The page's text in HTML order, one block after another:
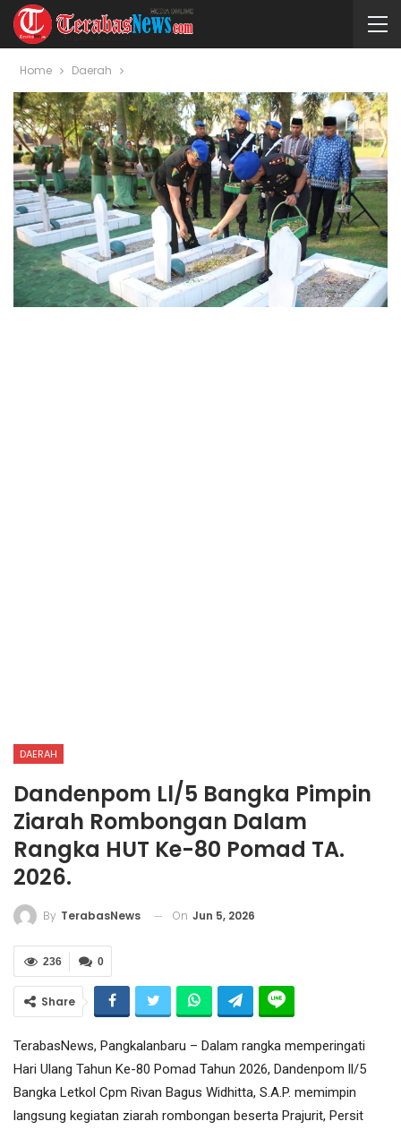
Home Daerah
DAERAH
Dandenpom Ll/5 Bangka Pimpin
Ziarah Rombongan Dalam
Rangka HUT Ke-80 Pomad TA.
2026.
By TerabasNews On Jun 5, 2026
0
236
Share
TerabasNews, Pangkalanbaru – Dalam rangka memperingati
Hari Ulang Tahun Ke-80 Pomad Tahun 2026, Dandenpom ll/5
Bangka Letkol Cpm Rivan Bagus Widhitta, S.A.P. memimpin
langsung kegiatan ziarah rombongan beserta Prajurit, Persit